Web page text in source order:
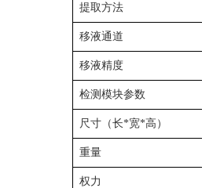
提取方法
移液通道
移液精度
检测模块参数
尺寸（长*宽*高）
重量
权力